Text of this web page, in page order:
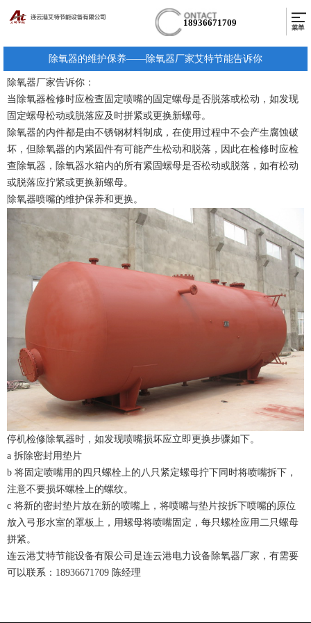
18936671709
除氧器的维护保养——除氧器厂家艾特节能告诉你
除氧器厂家告诉你：
当除氧器检修时应检查固定喷嘴的固定螺母是否脱落或松动，如发现
固定螺母松动或脱落应及时拼紧或更换新螺母。
除氧器的内件都是由不锈钢材料制成，在使用过程中不会产生腐蚀破
坏，但除氧器的内紧固件有可能产生松动和脱落，因此在检修时应检
查除氧器，除氧器水箱内的所有紧固螺母是否松动或脱落，如有松动
或脱落应拧紧或更换新螺母。
除氧器喷嘴的维护保养和更换。
停机检修除氧器时，如发现喷嘴损坏应立即更换步骤如下。
a 拆除密封用垫片
b 将固定喷嘴用的四只螺栓上的八只紧定螺母拧下同时将喷嘴拆下，
注意不要损坏螺栓上的螺纹。
c 将新的密封垫片放在新的喷嘴上，将喷嘴与垫片按拆下喷嘴的原位
放入弓形水室的罩板上，用螺母将喷嘴固定，每只螺栓应用二只螺母
拼紧。
连云港艾特节能设备有限公司是连云港电力设备除氧器厂家，有需要
可以联系：18936671709 陈经理